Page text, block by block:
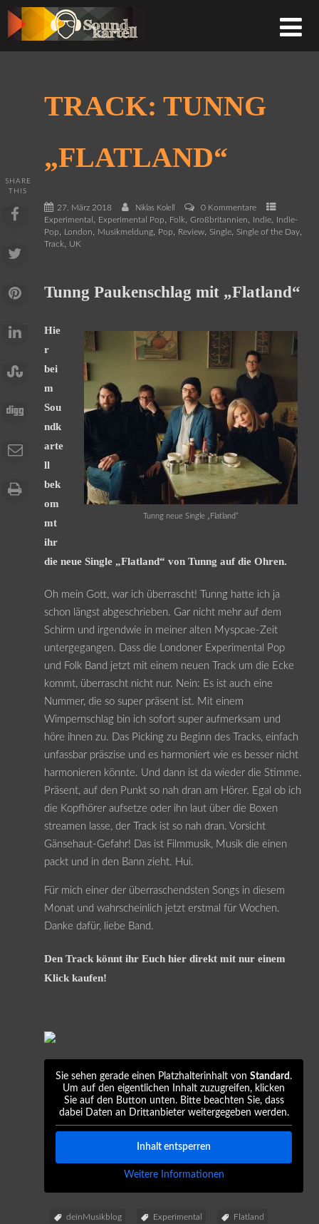
TRACK: TUNNG
„FLATLAND“
27. März 2018 Niklas Kolell
0 Kommentare
Experimental , Experimental Pop, Folk, Großbritannien, Indie,
Indie-
Pop, London, Musikmeldung, Pop, Review, Single, Single of the Day,
Track, UK
SHARE
THIS
Tunng Paukenschlag mit „Flatland“
Tunng neue Single „Flatland“
Hie
r
bei
m
Sou
ndk
arte
ll
bek
om
mt
ihr
die neue Single „Flatland“ von Tunng auf die Ohren.
Oh mein Gott, war ich überrascht! Tunng hatte ich ja
schon längst abgeschrieben. Gar nicht mehr auf dem
Schirm und irgendwie in meiner alten Myspcae-Zeit
untergegangen. Dass die Londoner Experimental Pop
und Folk Band jetzt mit einem neuen Track um die Ecke
kommt, überrascht nicht nur. Nein: Es ist auch eine
Nummer, die so super präsent ist. Mit einem
Wimpernschlag bin ich sofort super aufmerksam und
höre ihnen zu. Das Picking zu Beginn des Tracks, einfach
unfassbar präszise und es harmoniert wie es besser nicht
harmonieren könnte. Und dann ist da wieder die Stimme.
Präsent, auf den Punkt so nah dran am Hörer. Egal ob ich
die Kopfhörer aufsetze oder ihn laut über die Boxen
streamen lasse, der Track ist so nah dran. Vorsicht
Gänsehaut-Gefahr! Das ist Filmmusik, Musik die einen
packt und in den Bann zieht. Hui.
Für mich einer der überraschendsten Songs in diesem
Monat und wahrscheinlich jetzt erstmal für Wochen.
Danke dafür, liebe Band.
Den Track könnt ihr Euch hier direkt mit nur einem
Klick kaufen!
Sie sehen gerade einen Platzhalterinhalt von Standard.
Um auf den eigentlichen Inhalt zuzugreifen, klicken
Sie auf den Button unten. Bitte beachten Sie, dass
dabei Daten an Drittanbieter weitergegeben werden.
Inhalt entsperren
Weitere Informationen
deinMusikblog Experimental Flatland